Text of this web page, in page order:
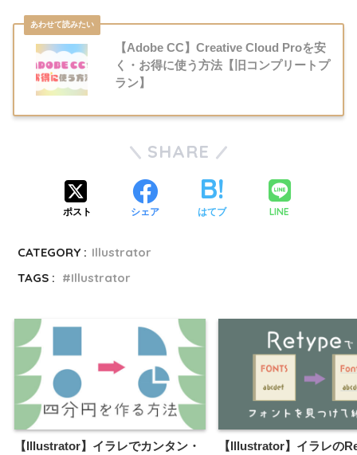
【Adobe CC】Creative Cloud Proを安
く・お得に使う方法【旧コンプリートプ
ラン】
SHARE
ポスト シェア はてブ LINE
CATEGORY : Illustrator
TAGS :
Illustrator
【Illustrator】イラレでカンタン・
【Illustrator】イラレの